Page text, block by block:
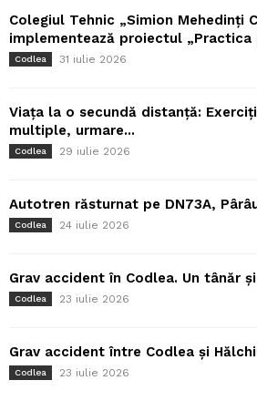
Colegiul Tehnic „Simion Mehedinți
implementează proiectul „Practica
Codlea 31 iulie 2026
Viața la o secundă distanță:
multiple, urmare...
Codlea 29 iulie 2026
Autotren răsturnat pe DN73A,
Codlea 24 iulie 2026
Grav accident în Codlea. Un tânăr
Codlea 23 iulie 2026
Grav accident între Codlea și
Codlea 23 iulie 2026